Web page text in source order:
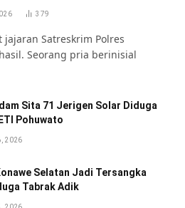
379
jajaran Satreskrim Polres
Seorang pria berinisial
Sita 71 Jerigen Solar Diduga
Pohuwato
2026
Selatan Jadi Tersangka
Tabrak Adik